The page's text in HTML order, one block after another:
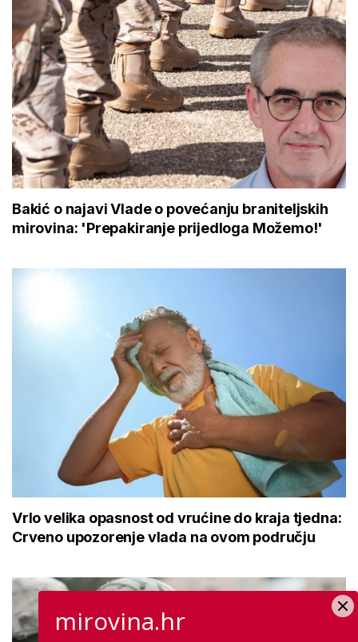
Bakić o najavi Vlade o povećanju braniteljskih
mirovina: 'Prepakiranje prijedloga Možemo!'
Vrlo velika opasnost od vrućine do kraja tjedna:
Crveno upozorenje vlada na ovom području
mirovina.hr